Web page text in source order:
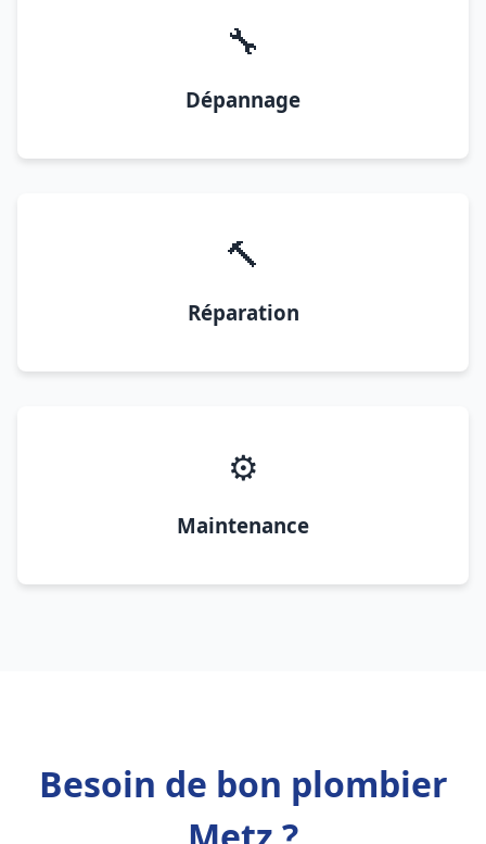
🔧
Dépannage
🔨
Réparation
⚙️
Maintenance
Besoin de bon plombier